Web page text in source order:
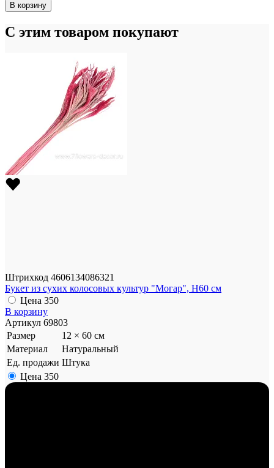
В корзину
С этим товаром покупают
Штрихкод 4606134086321
Букет из сухих колосовых культур "Могар", H60 см
Цена 350
В корзину
Артикул 69803
Размер
12 × 60 см
Материал
Натуральный
Ед. продажи Штука
Цена 350